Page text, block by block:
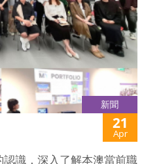
新聞
21
Apr
識，深入了解本澳當前職